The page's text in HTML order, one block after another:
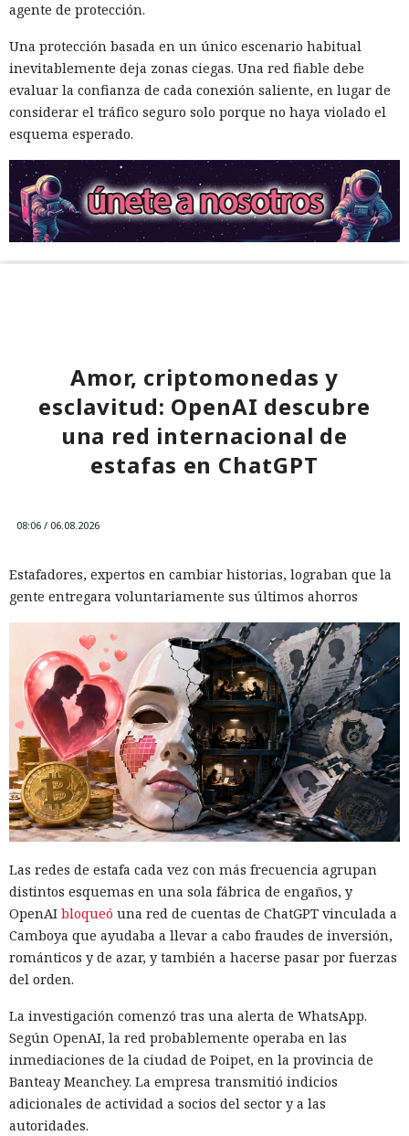
agente de protección.
Una protección basada en un único escenario habitual
inevitablemente deja zonas ciegas. Una red fiable debe
evaluar la confianza de cada conexión saliente, en lugar de
considerar el tráfico seguro solo porque no haya violado el
esquema esperado.
Amor, criptomonedas y
esclavitud: OpenAI descubre
una red internacional de
estafas en ChatGPT
08:06 / 06.08.2026
Estafadores, expertos en cambiar historias, lograban que la
gente entregara voluntariamente sus últimos ahorros
Las redes de estafa cada vez con más frecuencia agrupan
distintos esquemas en una sola fábrica de engaños, y
OpenAI bloqueó una red de cuentas de ChatGPT vinculada a
Camboya que ayudaba a llevar a cabo fraudes de inversión,
románticos y de azar, y también a hacerse pasar por fuerzas
del orden.
La investigación comenzó tras una alerta de WhatsApp.
Según OpenAI, la red probablemente operaba en las
inmediaciones de la ciudad de Poipet, en la provincia de
Banteay Meanchey. La empresa transmitió indicios
adicionales de actividad a socios del sector y a las
autoridades.